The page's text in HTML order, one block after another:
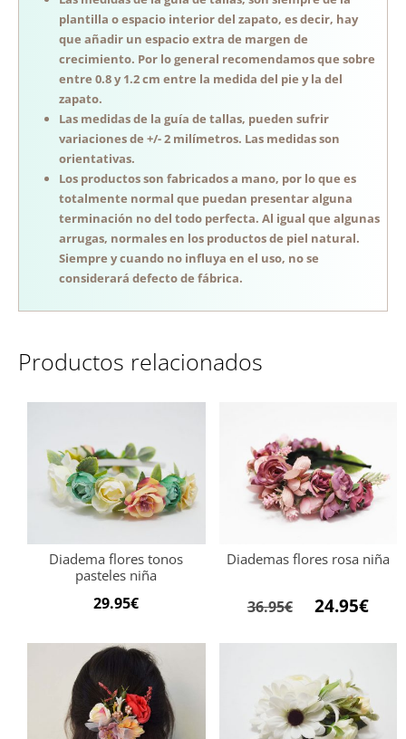
plantilla o espacio interior del zapato, es decir, hay
que añadir un espacio extra de margen de
crecimiento. Por lo general recomendamos que sobre
entre 0.8 y 1.2 cm entre la medida del pie y la del
zapato.
Las medidas de la guía de tallas, pueden sufrir
variaciones de +/- 2 milímetros. Las medidas son
orientativas.
Los productos son fabricados a mano, por lo que es
totalmente normal que puedan presentar alguna
terminación no del todo perfecta. Al igual que algunas
arrugas, normales en los productos de piel natural.
Siempre y cuando no influya en el uso, no se
considerará defecto de fábrica.
Productos relacionados
Diadema flores tonos
pasteles niña
29.95€
Diademas flores rosa niña
36.95€
El
era:
36.95€.
24.95€El